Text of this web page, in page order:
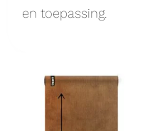
en toepassing.